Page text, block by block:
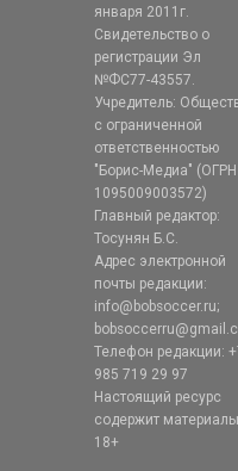
января 2011г.
Свидетельство о
регистрации Эл
№ФС77-43557.
Учредитель:
с ограниченной
ответственностью
"Борис-Медиа" (ОГРН
1095009003572)
Главный редактор:
Тосунян Б.С.
Адрес электронной
почты редакции:
info@bobsoccer.ru;
Телефон редакции:
985 719 29 97
Настоящий ресурс
содержит
18+